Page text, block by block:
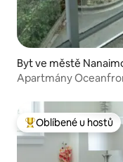
Byt ve městě
Apartmány
Nejlepší v kategorii
Oblíbené u hostů